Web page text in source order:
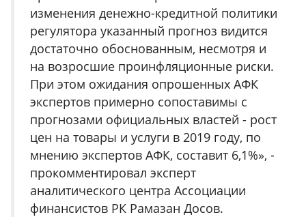
изменения денежно-кредитной политики
регулятора указанный прогноз видится
достаточно обоснованным, несмотря и
на возросшие проинфляционные риски.
При этом ожидания опрошенных АФК
экспертов примерно сопоставимы с
прогнозами официальных властей - рост
цен на товары и услуги в 2019 году, по
мнению экспертов АФК, составит 6,1%», -
прокомментировал эксперт
аналитического центра Ассоциации
финансистов РК Рамазан Досов.